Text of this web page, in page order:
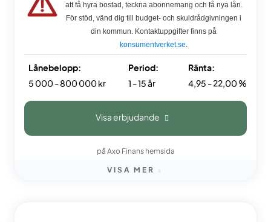
att få hyra bostad, teckna abonnemang och få nya lån.
För stöd, vänd dig till budget- och skuldrådgivningen i
din kommun. Kontaktuppgifter finns på
konsumentverket.se.
Lånebelopp:
5 000 - 800 000 kr
Period:
1 - 15 år
Ränta:
4,95 - 22,00 %
Visa erbjudande
på Axo Finans hemsida
VISA MER